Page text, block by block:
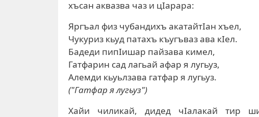
хъсан аквазва чаз и цIарара:
Яргъал физ чубандихъ акатайтIан хъел,
Чукуриз кьуд патахъ къугъваз ава кIел.
Бадеди пипIишар пайзава кимел,
Гатфарин сад лагьай афар я лугьуз,
Алемди кьуьлзава гатфар я лугьуз.
("Гатфар я лугьуз")
Хайи чиликай, дидед чIалакай тир